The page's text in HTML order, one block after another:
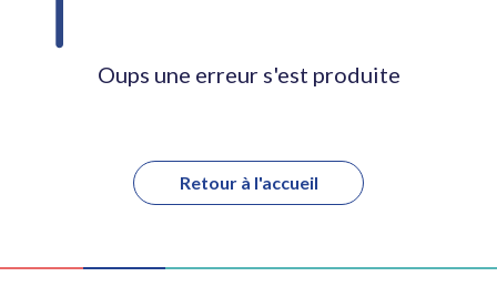
Oups une erreur s'est produite
Retour à l'accueil